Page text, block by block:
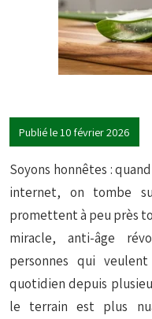
Publié le 10 février 2026
Soyons honnêtes :
internet, on tombe
promettent à peu près
miracle, anti-âge
personnes qui
quotidien depuis
le terrain est plus